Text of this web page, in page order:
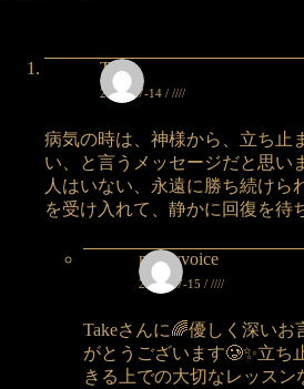
Take
2025-07-14 / ////
病気の時は、神様から、立ち止
い、と言うメッセージだと思い
人はいない、永遠に勝ち続けら
を受け入れて、静かに回復を待
nakeyvoice
2025-07-15 / ////
Takeさんに🌈優しく深いお
がとうございます🥲✨立ち
きる上での大切なレッスン